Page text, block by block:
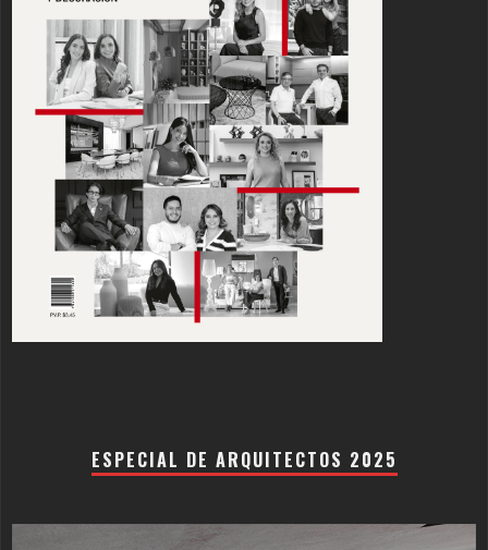
ESPECIAL DE ARQUITECTOS 2025